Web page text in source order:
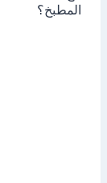
المطبخ؟